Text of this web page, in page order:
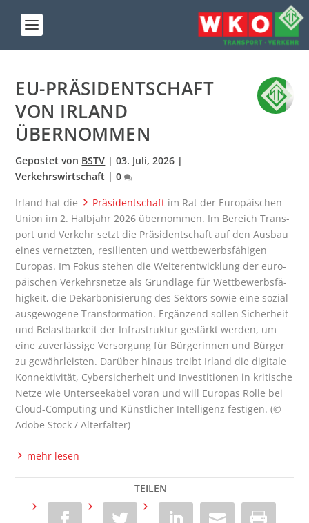
EU-PRÄ­SI­DENT­SCHAFT
VON IRLAND
ÜBERNOMMEN
Gepostet von BSTV |03. Juli, 2026 |
Verkehrswirtschaft |0
Irland hat die
Prä­si­dent­schaft im Rat der Euro­päi­schen
Uni­on im 2. Halb­jahr 2026 über­nom­men. Im Bereich Trans­
port und Ver­kehr setzt die Prä­si­dent­schaft auf den Aus­bau
eines ver­netz­ten, resi­li­en­ten und wett­be­werbs­fä­hi­gen
Euro­pas. Im Fokus ste­hen die Wei­ter­ent­wick­lung der euro­
päi­schen Ver­kehrs­net­ze als Grund­la­ge für Wett­be­werbs­fä­
hig­keit, die Dekar­bo­ni­sie­rung des Sek­tors sowie eine sozi­al
aus­ge­wo­ge­ne Trans­for­ma­ti­on. Ergän­zend sol­len Sicher­heit
und Belast­bar­keit der Infra­struk­tur gestärkt wer­den, um
eine zuver­läs­si­ge Ver­sor­gung für Bür­ge­rin­nen und Bür­ger
zu gewähr­leis­ten. Dar­über hin­aus treibt Irland die digi­ta­le
Kon­nek­ti­vi­tät, Cyber­si­cher­heit und Inves­ti­tio­nen in kri­ti­sche
Net­ze wie Unter­see­ka­bel vor­an und will Euro­pas Rol­le bei
Cloud-Com­pu­ting und Künst­li­cher Intel­li­genz fes­ti­gen. (©
Ado­be Stock / Alterfalter)
mehr lesen
TEILEN